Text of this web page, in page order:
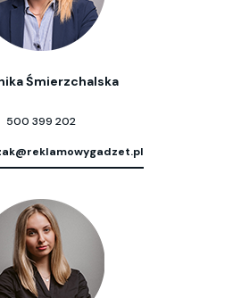
Śmierzchalska
500 399 202